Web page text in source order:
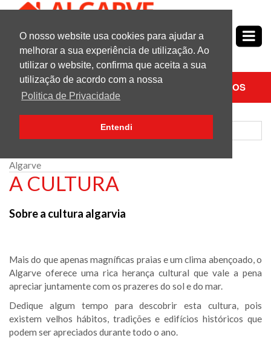
O nosso website usa cookies para ajudar a
melhorar a sua experiência de utilização. Ao
utilizar o website, confirma que aceita a sua
utilização de acordo com a nossa
Politica de Privacidade
Entendi
Nº1emPropriedades no Algarve
PESQUISAR CONTACTE-NOS
Algarve
A CULTURA
Sobre a cultura algarvia
Mais do que apenas magníficas praias e um clima abençoado, o
Algarve oferece uma rica herança cultural que vale a pena
apreciar juntamente com os prazeres do sol e do mar.
Dedique algum tempo para descobrir esta cultura, pois
existem velhos hábitos, tradições e edifícios históricos que
podem ser apreciados durante todo o ano.